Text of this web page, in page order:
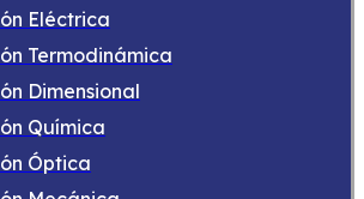
Eléctrica
Termodinámica
Dimensional
Química
Óptica